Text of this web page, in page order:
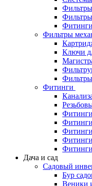
Фитинги
Фильтры
Ключи
Фитинги
Фитинги
Дача и сад
Садовый
Бур
Веники